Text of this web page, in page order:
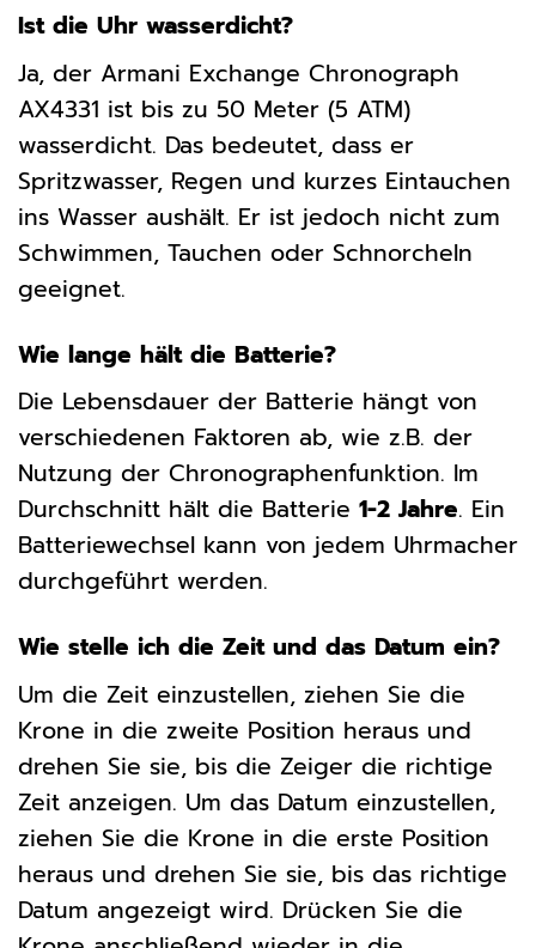
Ist die Uhr wasserdicht?
Ja, der Armani Exchange Chronograph
AX4331 ist bis zu 50 Meter (5 ATM)
wasserdicht. Das bedeutet, dass er
Spritzwasser, Regen und kurzes Eintauchen
ins Wasser aushält. Er ist jedoch nicht zum
Schwimmen, Tauchen oder Schnorcheln
geeignet.
Wie lange hält die Batterie?
Die Lebensdauer der Batterie hängt von
verschiedenen Faktoren ab, wie z.B. der
Nutzung der Chronographenfunktion. Im
Durchschnitt hält die Batterie 1-2 Jahre. Ein
Batteriewechsel kann von jedem Uhrmacher
durchgeführt werden.
Wie stelle ich die Zeit und das Datum ein?
Um die Zeit einzustellen, ziehen Sie die
Krone in die zweite Position heraus und
drehen Sie sie, bis die Zeiger die richtige
Zeit anzeigen. Um das Datum einzustellen,
ziehen Sie die Krone in die erste Position
heraus und drehen Sie sie, bis das richtige
Datum angezeigt wird. Drücken Sie die